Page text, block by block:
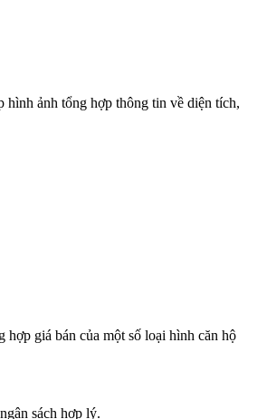
hình ảnh tổng hợp thông tin về diện tích,
giá bán của một số loại hình căn hộ
sách hợp lý.